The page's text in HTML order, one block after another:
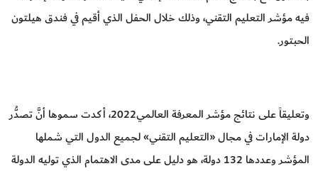
فيه مؤشر التعليم التقني، وذلك خلال الحفل الذي أقيم في فندق هيلتون
الحبتور.
وتعليقاً على نتائج مؤشر المعرفة العالمي2022، أكدت سموها أنَّ تصدُّر
دولة الإمارات في مجال «التعليم التقني» لجميع الدول التي شملها
المؤشر وعددها 132 دولة، هو دليل على مدى الاهتمام الذي توليه الدولة